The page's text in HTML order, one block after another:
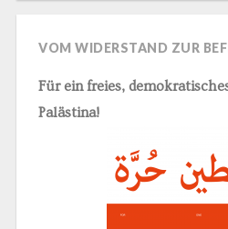
VOM WIDERSTAND ZUR
Für ein freies,
Palästina!